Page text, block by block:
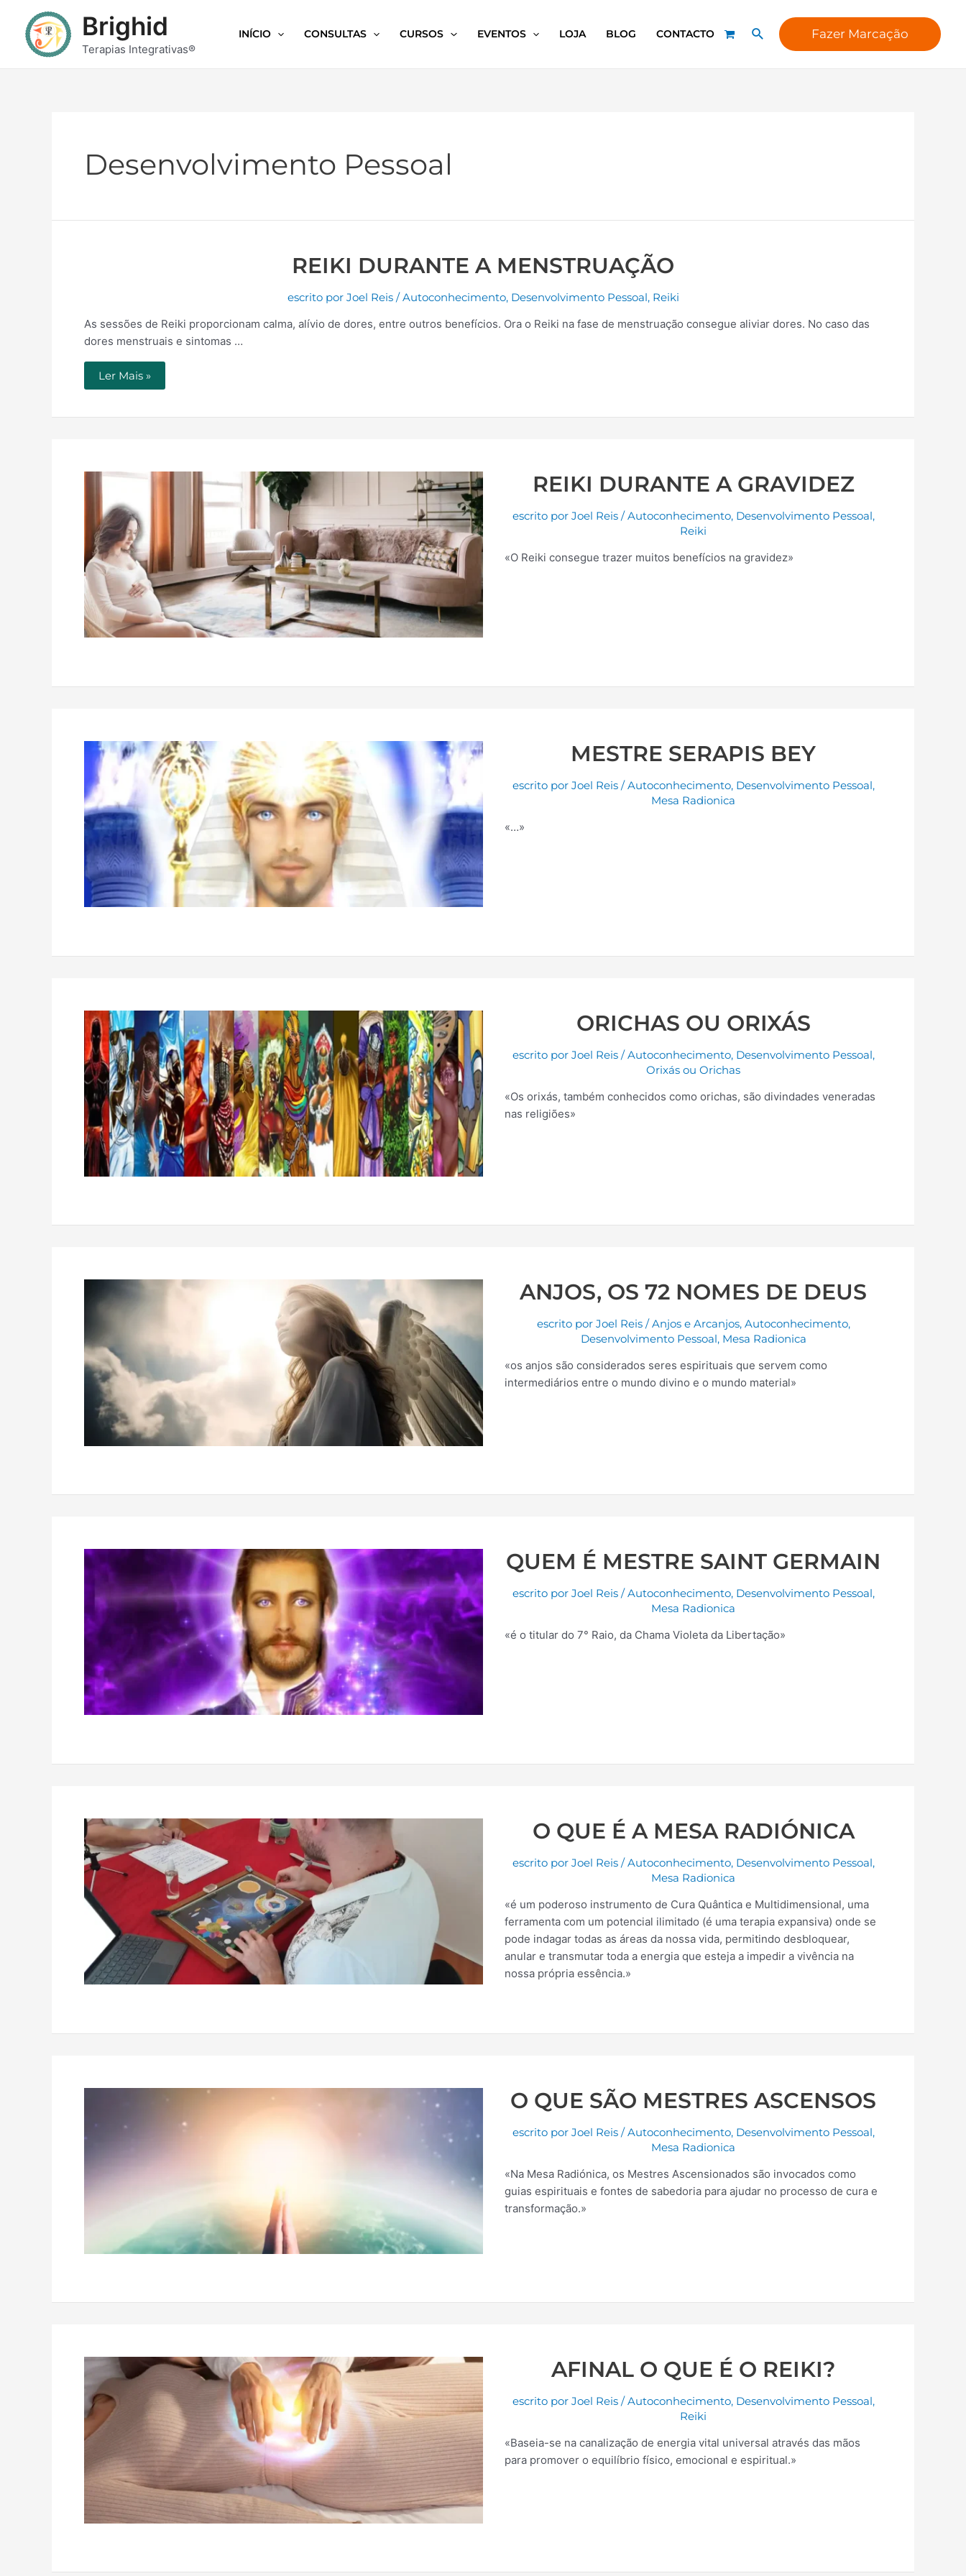
Brighid
Terapias Integrativas®
INÍCIO CONSULTAS CURSOS EVENTOS LOJA BLOG CONTACTO Fazer Marcação
Desenvolvimento Pessoal
REIKI DURANTE A MENSTRUAÇÃO
escrito por Joel Reis /Autoconhecimento, Desenvolvimento Pessoal, Reiki
As sessões de Reiki proporcionam calma, alívio de dores, entre outros benefícios. Ora o Reiki na fase de menstruação consegue aliviar dores. No caso das
dores menstruais e sintomas …
Ler Mais »
REIKI DURANTE A GRAVIDEZ
escrito por Joel Reis /Autoconhecimento, Desenvolvimento Pessoal,
Reiki
«O Reiki consegue trazer muitos benefícios na gravidez»
MESTRE SERAPIS BEY
escrito por Joel Reis /Autoconhecimento, Desenvolvimento Pessoal,
Mesa Radionica
«…»
ORICHAS OU ORIXÁS
escrito por Joel Reis /Autoconhecimento, Desenvolvimento Pessoal,
Orixás ou Orichas
«Os orixás, também conhecidos como orichas, são divindades veneradas
nas religiões»
ANJOS, OS 72 NOMES DE DEUS
escrito por Joel Reis /Anjos e Arcanjos, Autoconhecimento,
Desenvolvimento Pessoal, Mesa Radionica
«os anjos são considerados seres espirituais que servem como
intermediários entre o mundo divino e o mundo material»
QUEM É MESTRE SAINT GERMAIN
escrito por Joel Reis /Autoconhecimento, Desenvolvimento Pessoal,
Mesa Radionica
«é o titular do 7° Raio, da Chama Violeta da Libertação»
O QUE É A MESA RADIÓNICA
escrito por Joel Reis /Autoconhecimento, Desenvolvimento Pessoal,
Mesa Radionica
«é um poderoso instrumento de Cura Quântica e Multidimensional, uma
ferramenta com um potencial ilimitado (é uma terapia expansiva) onde se
pode indagar todas as áreas da nossa vida, permitindo desbloquear,
anular e transmutar toda a energia que esteja a impedir a vivência na
nossa própria essência.»
O QUE SÃO MESTRES ASCENSOS
escrito por Joel Reis /Autoconhecimento, Desenvolvimento Pessoal,
Mesa Radionica
«Na Mesa Radiónica, os Mestres Ascensionados são invocados como
guias espirituais e fontes de sabedoria para ajudar no processo de cura e
transformação.»
AFINAL O QUE É O REIKI?
escrito por Joel Reis /Autoconhecimento, Desenvolvimento Pessoal,
Reiki
«Baseia-se na canalização de energia vital universal através das mãos
para promover o equilíbrio físico, emocional e espiritual.»